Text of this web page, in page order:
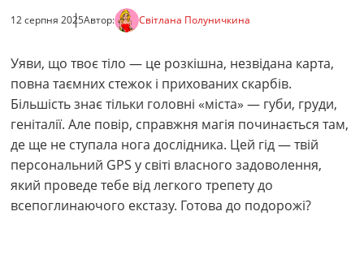
12 серпня 2025Автор: Світлана Полуничкина
Уяви, що твоє тіло — це розкішна, незвідана карта,
повна таємних стежок і прихованих скарбів.
Більшість знає тільки головні «міста» — губи, груди,
геніталії. Але повір, справжня магія починається там,
де ще не ступала нога дослідника. Цей гід — твій
персональний GPS у світі власного задоволення,
який проведе тебе від легкого трепету до
всепоглинаючого екстазу. Готова до подорожі?